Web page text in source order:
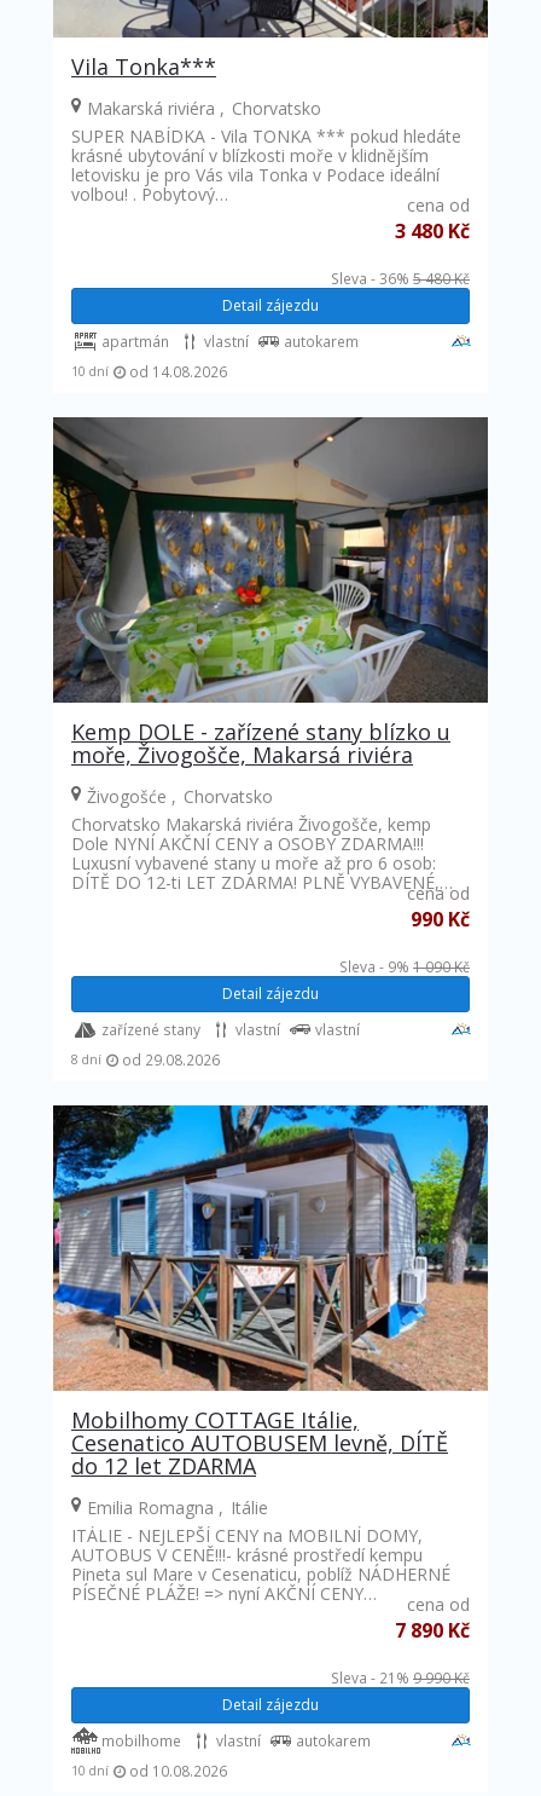
Vila Tonka***
Makarská riviéra
Chorvatsko
SUPER NABÍDKA - Vila TONKA *** pokud hledáte
krásné ubytování v blízkosti moře v klidnějším
letovisku je pro Vás vila Tonka v Podace ideální
volbou! . Pobytový…
cena od
3 480 Kč
Sleva - 36% 5 480 Kč
Detail zájezdu
apartmán vlastní
autokarem
od 14.08.2026
10 dní
Kemp DOLE - zařízené stany blízko u
moře, Živogošče, Makarsá riviéra
Živogošće
Chorvatsko
Chorvatsko Makarská riviéra Živogošče, kemp
Dole NYNÍ AKČNÍ CENY a OSOBY ZDARMA!!!
Luxusní vybavené stany u moře až pro 6 osob:
DÍTĚ DO 12-ti LET ZDARMA! PLNĚ VYBAVENÉ,…
cena od
990 Kč
Sleva - 9% 1 090 Kč
Detail zájezdu
zařízené stany vlastní
vlastní
od 29.08.2026
8 dní
Mobilhomy COTTAGE Itálie,
Cesenatico AUTOBUSEM levně, DÍTĚ
do 12 let ZDARMA
Emilia Romagna
Itálie
ITÁLIE - NEJLEPŠÍ CENY na MOBILNÍ DOMY,
AUTOBUS V CENĚ!!!- krásné prostředí kempu
Pineta sul Mare v Cesenaticu, poblíž NÁDHERNÉ
PÍSEČNÉ PLÁŽE! => nyní AKČNÍ CENY…
cena od
7 890 Kč
Sleva - 21% 9 990 Kč
Detail zájezdu
mobilhome vlastní
autokarem
od 10.08.2026
10 dní